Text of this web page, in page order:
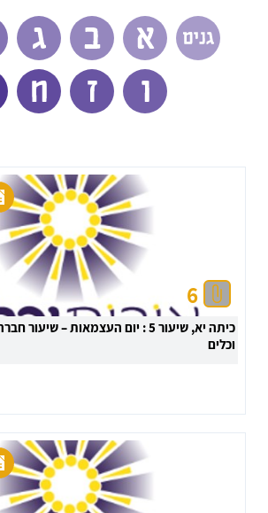
6
כיתה יא, שיעור 5 : יום העצמאות – שיעור
וכלים